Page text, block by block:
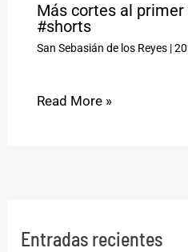
Más cortes al primer
#shorts
San Sebasián de los Reyes|
Read More »
Entradas recientes